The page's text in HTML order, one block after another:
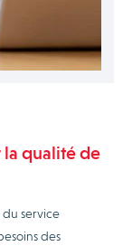
la qualité de
service
des